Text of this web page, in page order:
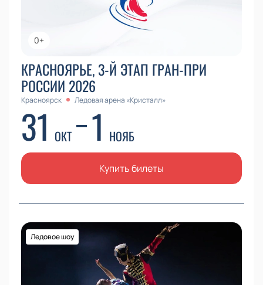
0+
КРАСНОЯРЬЕ, 3-Й ЭТАП ГРАН-ПРИ
РОССИИ 2026
Красноярск Ледовая арена «Кристалл»
31 ОКТ 1 НОЯБ
Купить билеты
Ледовое шоу